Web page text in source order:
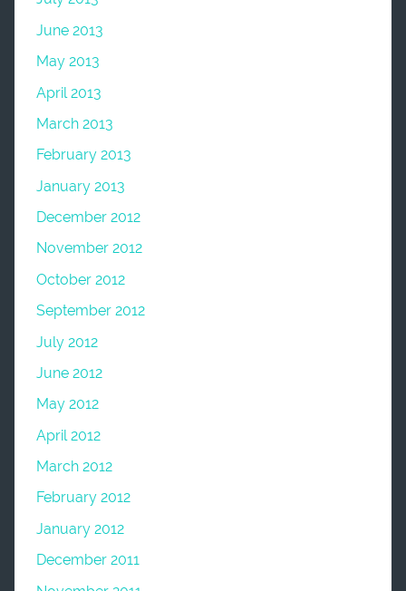
June 2013
May 2013
April 2013
March 2013
February 2013
January 2013
December 2012
November 2012
October 2012
September 2012
July 2012
June 2012
May 2012
April 2012
March 2012
February 2012
January 2012
December 2011